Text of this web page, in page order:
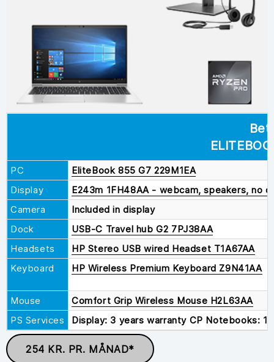
PC
EliteBook 855 G7 229M1EA
Display
E243m 1FH48AA - webcam, speakers, no
Camera
Included in display
Dock
USB-C Travel hub G2 7PJ38AA
Headsets
HP Stereo USB wired Headset T1A67AA
Keyboard
HP Wireless Premium Keyboard Z9N41AA
Mouse
Comfort Grip Wireless Mouse H2L63AA
PS Services
Display: 3 years warranty CP Notebooks:
254 KR. PR. MÅNAD*